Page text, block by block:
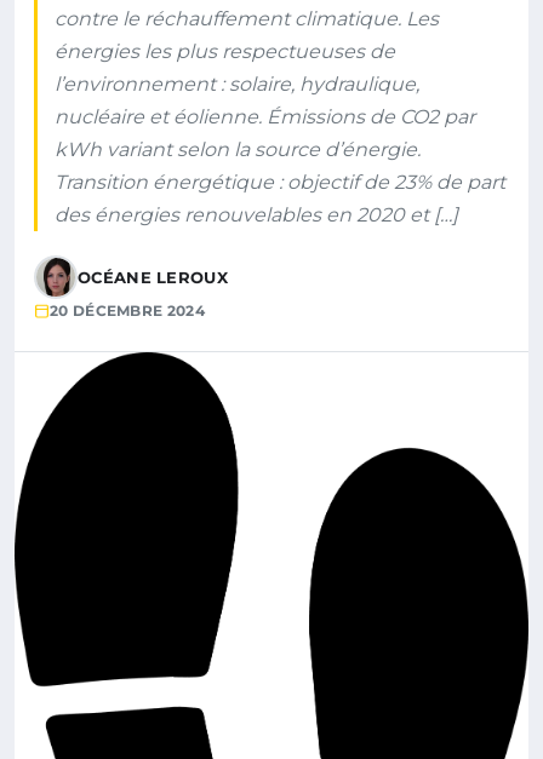
contre le réchauffement climatique. Les
énergies les plus respectueuses de
l’environnement : solaire, hydraulique,
nucléaire et éolienne. Émissions de CO2 par
kWh variant selon la source d’énergie.
Transition énergétique : objectif de 23% de part
des énergies renouvelables en 2020 et […]
OCÉANE LEROUX
20 DÉCEMBRE 2024